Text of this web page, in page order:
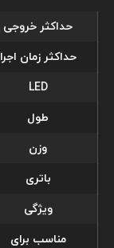
حداکثر خروجی
حداکثر زمان اجرا
LED
طول
وزن
باتری
ویژگی
مناسب برای